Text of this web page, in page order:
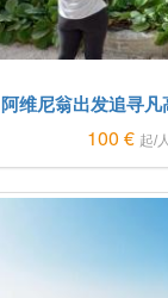
阿维尼翁出发追寻
100 € 起/